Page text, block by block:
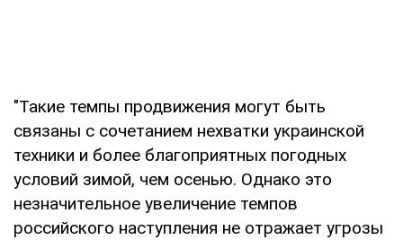
"Такие темпы продвижения могут быть
связаны с сочетанием нехватки украинской
техники и более благоприятных погодных
условий зимой, чем осенью. Однако это
незначительное увеличение темпов
российского наступления не отражает угрозы